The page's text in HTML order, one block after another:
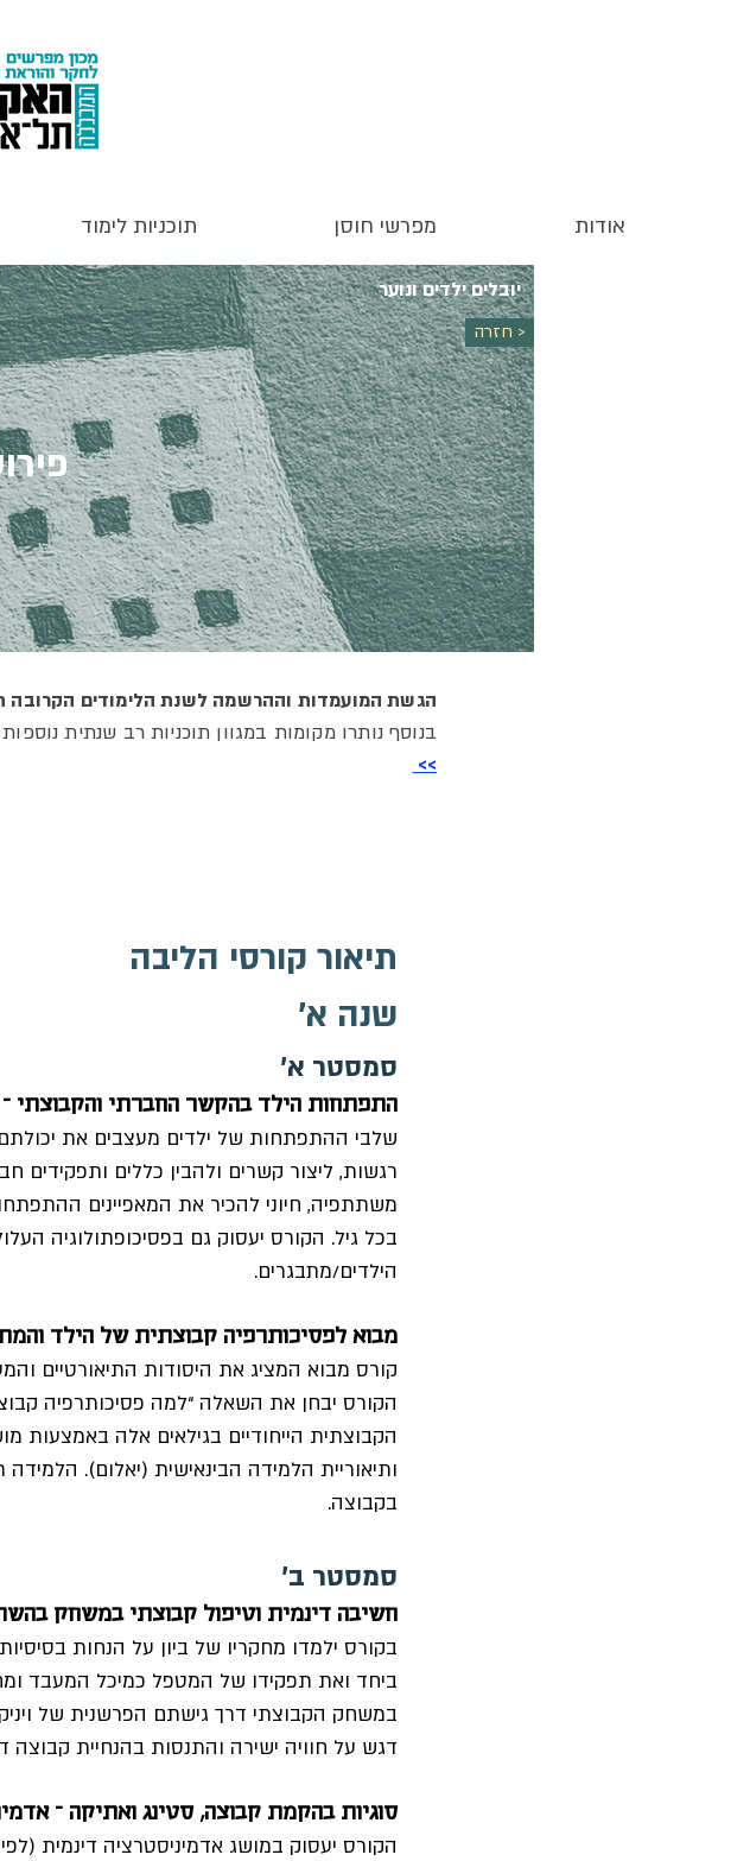
אודות מפרשי חוסן תוכניות לימוד
יובלים ילדים ונוער
חזרה >
הגשת המועמדות וההרשמה לשנת הלימודים הקרובה
בנוסף נותרו מקומות במגוון תוכניות רב שנתית
>>
תיאור קורסי הליבה
שנה א'
סמסטר א'
התפתחות הילד בהקשר החברתי והקבוצתי – 26 ש"א
שלבי ההתפתחות של ילדים מעצבים את
רגשות, ליצור קשרים ולהבין כללים
משתתפיה, חיוני להכיר את המאפיינים
בכל גיל. הקורס יעסוק גם בפסיכופתולוגיה
הילדים/מתבגרים.
מבוא לפסיכותרפיה קבוצתית של הילד והמתבגר
קורס מבוא המציג את היסודות התיאורטיים
הקורס יבחן את השאלה “למה פסיכותרפיה
הקבוצתית הייחודיים בגילאים אלה באמצעות
ותיאוריית הלמידה הבינאישית (יאלום). הלמידה
בקבוצה.
סמסטר ב'
חשיבה דינמית וטיפול קבוצתי במשחק בהשראת
בקורס ילמדו מחקריו של ביון על הנחות
ביחד ואת תפקידו של המטפל כמיכל המעבד
במשחק הקבוצתי דרך גישתם הפרשנית של
דגש על חוויה ישירה והתנסות בהנחיית קבוצה
סוגיות בהקמת קבוצה, סטינג ואתיקה –
הקורס יעסוק במושג אדמיניסטרציה דינמית